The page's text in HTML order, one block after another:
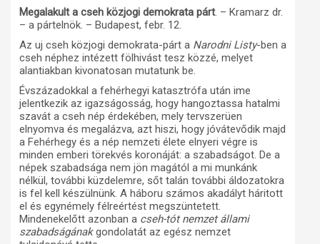
Megalakult a cseh közjogi demokrata párt. – Kramarz dr.
– a pártelnök. – Budapest, febr. 12.
Az uj cseh közjogi demokrata-párt a Narodni Listy-ben a
cseh néphez intézett fölhivást tesz közzé, melyet
alantiakban kivonatosan mutatunk be.
Évszázadokkal a fehérhegyi katasztrófa után ime
jelentkezik az igazságosság, hogy hangoztassa hatalmi
szavát a cseh nép érdekében, mely tervszerüen
elnyomva és megalázva, azt hiszi, hogy jóvátevődik majd
a Fehérhegy és a nép nemzeti élete elnyeri végre is
minden emberi törekvés koronáját: a szabadságot. De a
népek szabadsága nem jön magától a mi munkánk
nélkül, további küzdelemre, sőt talán további áldozatokra
is fel kell készülnünk. A háboru számos akadályt háritott
el és egynémely félreértést megszüntetett.
Mindenekelőtt azonban a cseh-tót nemzet állami
szabadságánakgondolatát az egész nemzet